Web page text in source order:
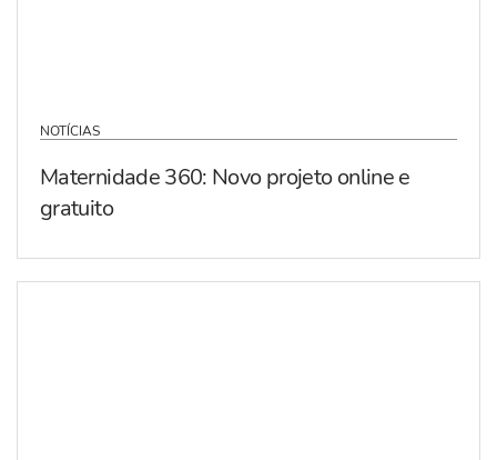
NOTÍCIAS
Maternidade 360: Novo projeto online e
gratuito